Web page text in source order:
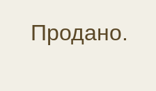
Продано.